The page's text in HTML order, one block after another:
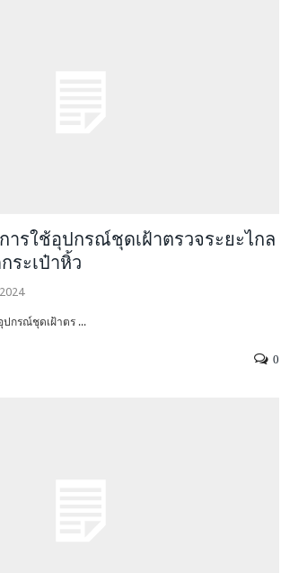
ารใช้อุปกรณ์ชุดเฝ้าตรวจระยะไกล
ระเป๋าหิ้ว
ปกรณ์ชุดเฝ้าตร ...
0